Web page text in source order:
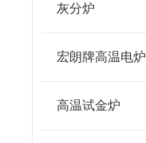
灰分炉
宏朗牌高温电炉
高温试金炉